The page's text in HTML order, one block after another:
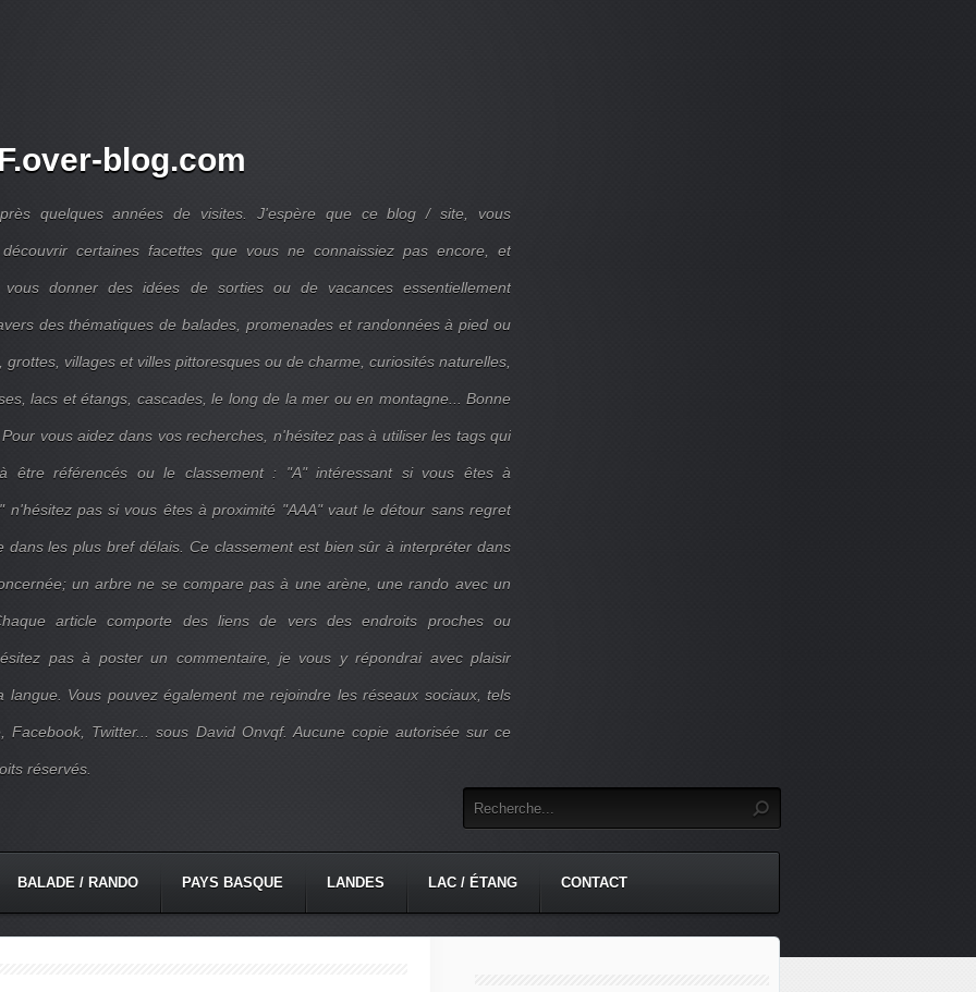
blog.com
quelques années de visites. J'espère que ce blog / site, vous
certaines facettes que vous ne connaissiez pas encore, et
vous donner des idées de sorties ou de vacances essentiellement
des thématiques de balades, promenades et randonnées à pied ou
grottes, villages et villes pittoresques ou de charme, curiosités naturelles,
lacs et étangs, cascades, le long de la mer ou en montagne... Bonne
vous aidez dans vos recherches, n'hésitez pas à utiliser les tags qui
être référencés ou le classement : "A" intéressant si vous êtes à
n'hésitez pas si vous êtes à proximité "AAA" vaut le détour sans regret
dans les plus bref délais. Ce classement est bien sûr à interpréter dans
un arbre ne se compare pas à une arène, une rando avec un
article comporte des liens de vers des endroits proches ou
pas à poster un commentaire, je vous y répondrai avec plaisir
langue. Vous pouvez également me rejoindre les réseaux sociaux, tels
Facebook, Twitter... sous David Onvqf. Aucune copie autorisée sur ce
réservés.
BALADE / RANDO PAYS BASQUE LANDES LAC / ÉTANG CONTACT